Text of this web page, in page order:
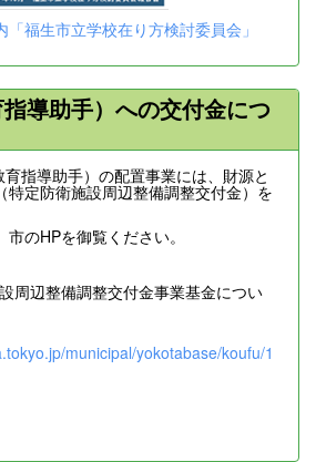
福生市立学校在り方検討委員会」
導助手）への交付金につ
指導助手）の配置事業には、財源と
特定防衛施設周辺整備調整交付金）を
のHPを御覧ください。
周辺整備調整交付金事業基金につい
municipal/yokotabase/koufu/1